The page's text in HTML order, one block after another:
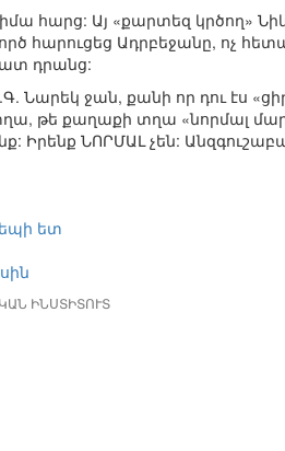
հարց: Այ «քարտեզ կրծող»
հարուցեց Ադրբեջանը, ոչ
դրանց:
Նարեկ ջան, քանի որ դու էս
թե քաղաքի տղա «նորմալ
Իրենք ՆՈՐՄԱԼ չեն:
ետ
ԻՆՍՏԻՏՈՒՏ